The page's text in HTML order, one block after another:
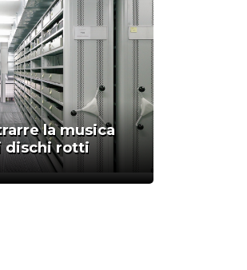
la musica
dischi rotti